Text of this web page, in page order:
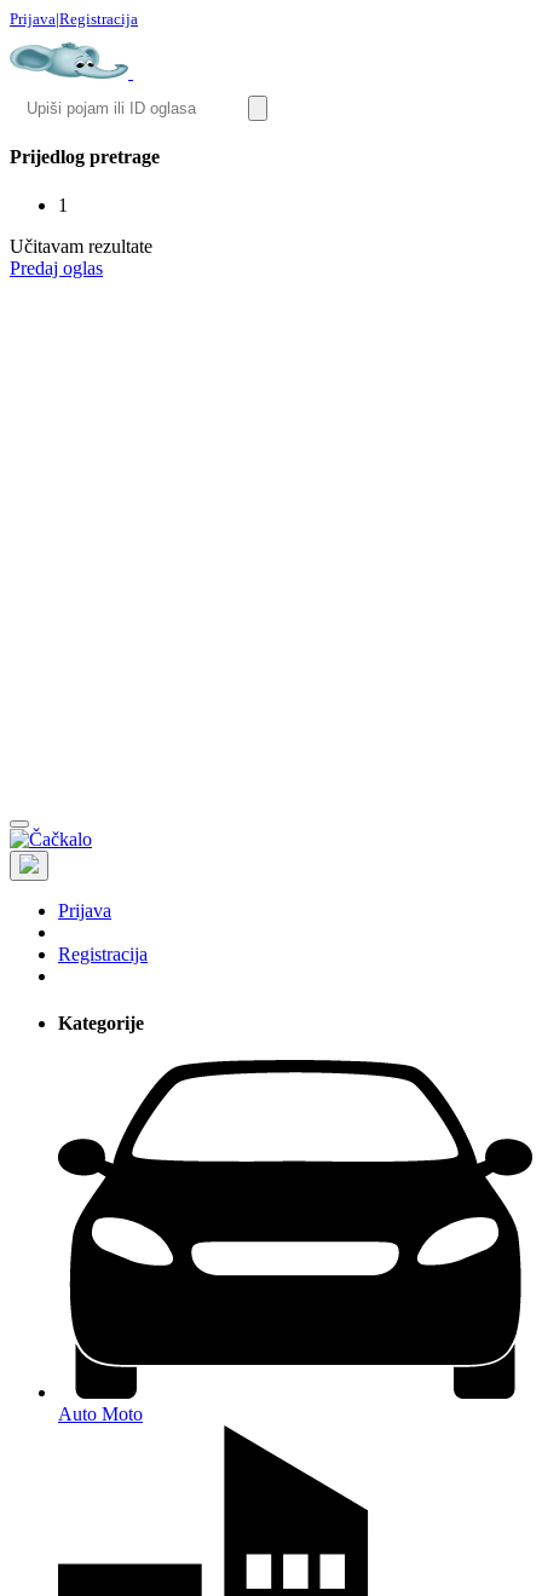
Prijava|Registracija
Prijedlog pretrage
1
Učitavam rezultate
Predaj oglas
Prijava
Registracija
Kategorije
Auto Moto